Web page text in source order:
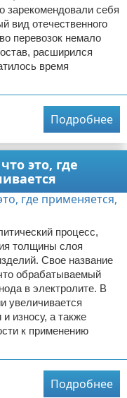
зарекомендовали себя
вид отечественного
перевозок немало
расширился
время
Подробнее
это, где
процесс,
толщины слоя
Свое название
обрабатываемый
в электролите. В
увеличивается
износу, а также
к применению
Подробнее